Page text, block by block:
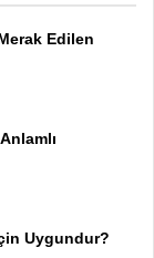
Edilen
Uygundur?